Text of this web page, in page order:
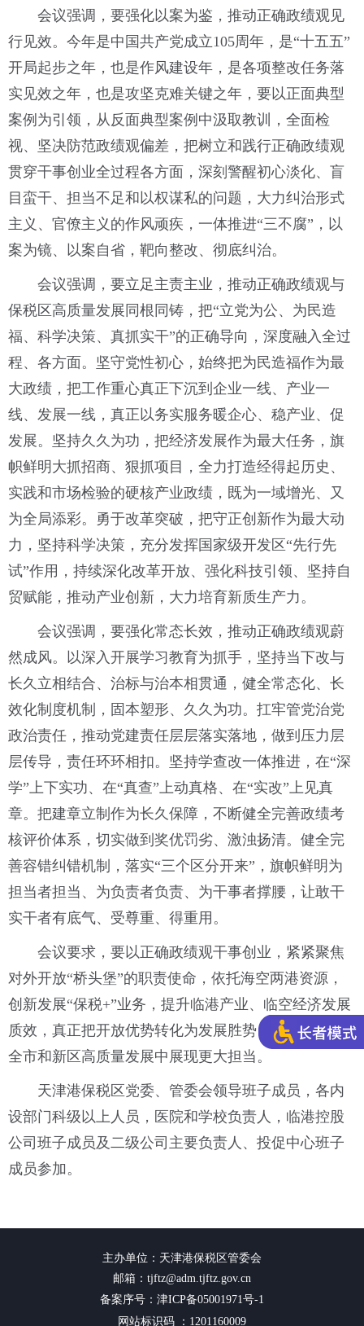
会议强调，要强化以案为鉴，推动正确政绩观见
行见效。今年是中国共产党成立105周年，是“十五五”
开局起步之年，也是作风建设年，是各项整改任务落
实见效之年，也是攻坚克难关键之年，要以正面典型
案例为引领，从反面典型案例中汲取教训，全面检
视、坚决防范政绩观偏差，把树立和践行正确政绩观
贯穿干事创业全过程各方面，深刻警醒初心淡化、盲
目蛮干、担当不足和以权谋私的问题，大力纠治形式
主义、官僚主义的作风顽疾，一体推进“三不腐”，以
案为镜、以案自省，靶向整改、彻底纠治。
会议强调，要立足主责主业，推动正确政绩观与
保税区高质量发展同根同铸，把“立党为公、为民造
福、科学决策、真抓实干”的正确导向，深度融入全过
程、各方面。坚守党性初心，始终把为民造福作为最
大政绩，把工作重心真正下沉到企业一线、产业一
线、发展一线，真正以务实服务暖企心、稳产业、促
发展。坚持久久为功，把经济发展作为最大任务，旗
帜鲜明大抓招商、狠抓项目，全力打造经得起历史、
实践和市场检验的硬核产业政绩，既为一域增光、又
为全局添彩。勇于改革突破，把守正创新作为最大动
力，坚持科学决策，充分发挥国家级开发区“先行先
试”作用，持续深化改革开放、强化科技引领、坚持自
贸赋能，推动产业创新，大力培育新质生产力。
会议强调，要强化常态长效，推动正确政绩观蔚
然成风。以深入开展学习教育为抓手，坚持当下改与
长久立相结合、治标与治本相贯通，健全常态化、长
效化制度机制，固本塑形、久久为功。扛牢管党治党
政治责任，推动党建责任层层落实落地，做到压力层
层传导，责任环环相扣。坚持学查改一体推进，在“深
学”上下实功、在“真查”上动真格、在“实改”上见真
章。把建章立制作为长久保障，不断健全完善政绩考
核评价体系，切实做到奖优罚劣、激浊扬清。健全完
善容错纠错机制，落实“三个区分开来”，旗帜鲜明为
担当者担当、为负责者负责、为干事者撑腰，让敢干
实干者有底气、受尊重、得重用。
会议要求，要以正确政绩观干事创业，紧紧聚焦
对外开放“桥头堡”的职责使命，依托海空两港资源，
创新发展“保税+”业务，提升临港产业、临空经济发展
质效，真正把开放优势转化为发展胜势，在支撑引领
全市和新区高质量发展中展现更大担当。
天津港保税区党委、管委会领导班子成员，各内
设部门科级以上人员，医院和学校负责人，临港控股
公司班子成员及二级公司主要负责人、投促中心班子
成员参加。
主办单位：天津港保税区管委会
邮箱：tjftz@adm.tjftz.gov.cn
备案序号：津ICP备05001971号-1
网站标识码 ：1201160009